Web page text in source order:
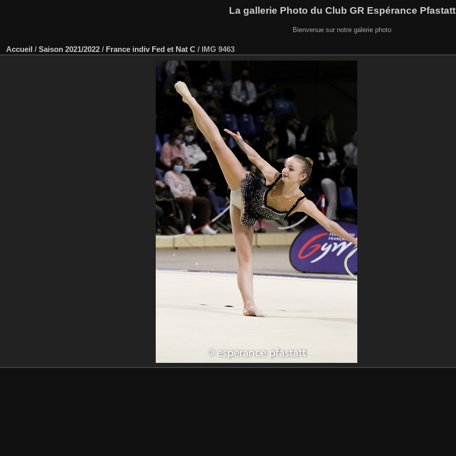
La gallerie Photo du Club GR Espérance Pfastatt
Bienvenue sur notre galerie photo
Accueil / Saison 2021/2022 / France indiv Fed et Nat C / IMG 9463